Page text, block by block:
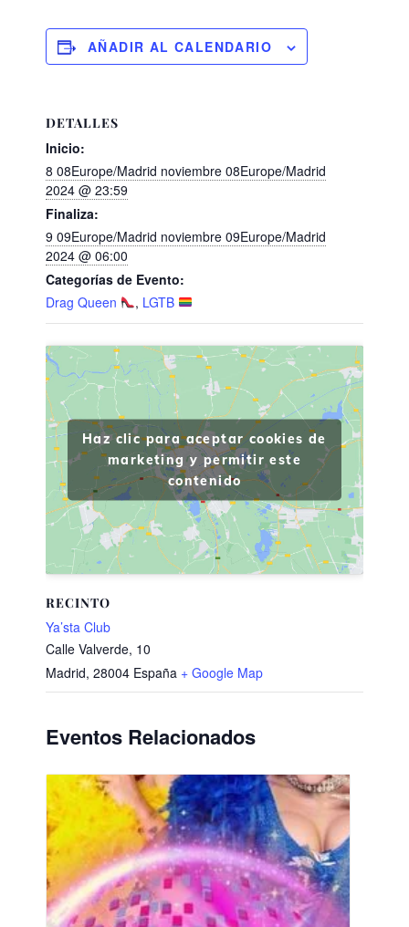
AÑADIR AL CALENDARIO
DETALLES
Inicio:
8 08Europe/Madrid noviembre 08Europe/Madrid
2024 @ 23:59
Finaliza:
9 09Europe/Madrid noviembre 09Europe/Madrid
2024 @ 06:00
Categorías de Evento:
Drag Queen
, LGTB
RECINTO
Ya’sta Club
Calle Valverde, 10
Madrid, 28004 España + Google Map
Haz clic para aceptar cookies de
marketing y permitir este
contenido
Eventos Relacionados